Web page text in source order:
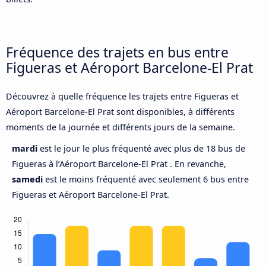
Fréquence des trajets en bus entre
Figueras et Aéroport Barcelone-El Prat
Découvrez à quelle fréquence les trajets entre Figueras et
Aéroport Barcelone-El Prat sont disponibles, à différents
moments de la journée et différents jours de la semaine.
mardi est le jour le plus fréquenté avec plus de 18 bus de
Figueras à l’Aéroport Barcelone-El Prat . En revanche,
samedi est le moins fréquenté avec seulement 6 bus entre
Figueras et Aéroport Barcelone-El Prat.